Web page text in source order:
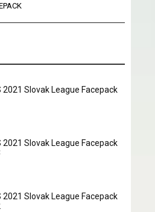
2021 Slovak League Facepack
2021 Slovak League Facepack
2021 Slovak League Facepack